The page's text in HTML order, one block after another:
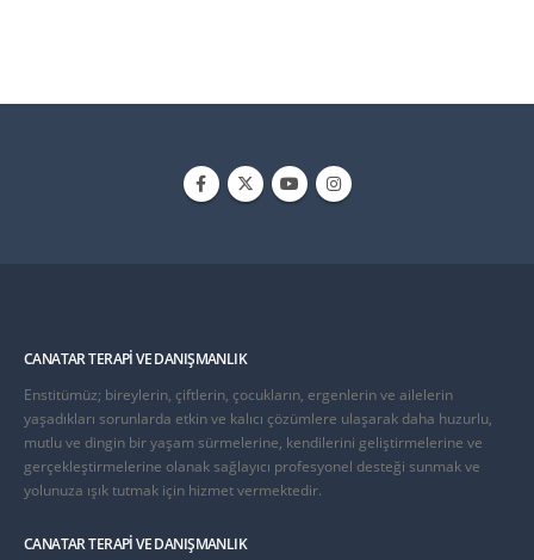
CANATAR TERAPI VE DANIŞMANLIK
Enstitümüz; bireylerin, çiftlerin, çocukların, ergenlerin ve ailelerin
yaşadıkları sorunlarda etkin ve kalıcı çözümlere ulaşarak daha huzurlu,
mutlu ve dingin bir yaşam sürmelerine, kendilerini geliştirmelerine ve
gerçekleştirmelerine olanak sağlayıcı profesyonel desteği sunmak ve
yolunuza ışık tutmak için hizmet vermektedir.
CANATAR TERAPI VE DANIŞMANLIK